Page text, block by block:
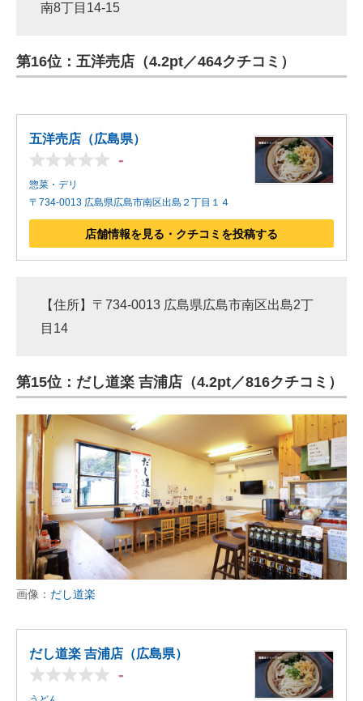
南8丁目14-15
第16位：五洋売店（4.2pt／464クチコミ）
五洋売店（広島県）
-
惣菜・デリ
〒734-0013 広島県広島市南区出島２丁目１４
店舗情報を見る・クチコミを投稿する
【住所】〒734-0013 広島県広島市南区出島2丁
目14
第15位：だし道楽 吉浦店（4.2pt／816クチコミ）
画像： だし道楽
だし道楽 吉浦店（広島県）
-